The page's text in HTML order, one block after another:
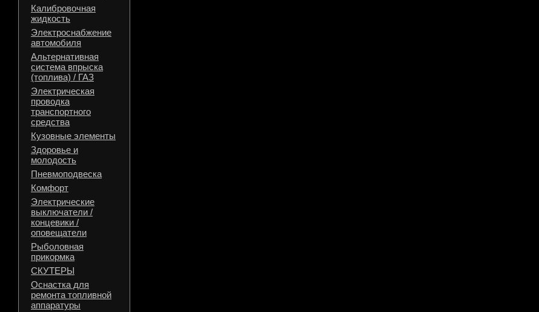
Калибровочная
жидкость
Электроснабжение
автомобиля
Альтернативная
система впрыска
(топлива) / ГАЗ
Электрическая
проводка
транспортного
средства
Кузовные элементы
Здоровье и
молодость
Пневмоподвеска
Комфорт
Электрические
выключатели /
концевики /
оповещатели
Рыболовная
прикормка
СКУТЕРЫ
Оснастка для
ремонта топливной
аппаратуры